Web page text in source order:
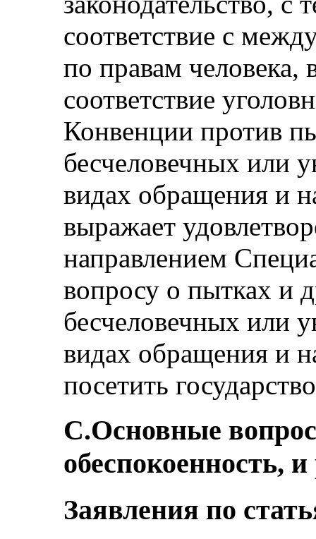
соответствие с
по правам человека,
соответствие
Конвенции против
бесчеловечных или
видах обращения и
выражает
направлением
вопросу о пытках и
бесчеловечных или
видах обращения и
посетить
С.Основные
обеспокоенность,
Заявления по